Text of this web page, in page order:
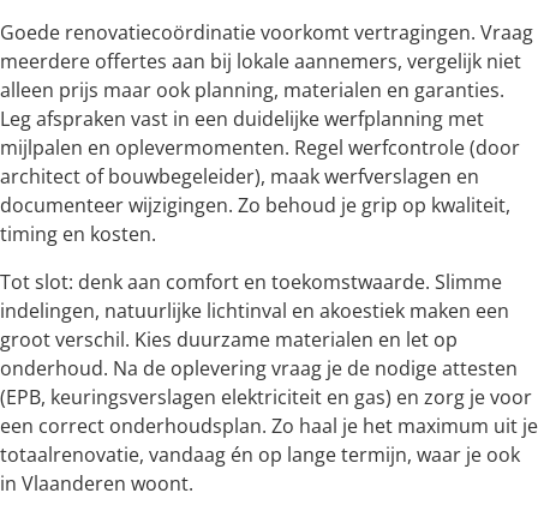
Goede renovatiecoördinatie voorkomt vertragingen. Vraag
meerdere offertes aan bij lokale aannemers, vergelijk niet
alleen prijs maar ook planning, materialen en garanties.
Leg afspraken vast in een duidelijke werfplanning met
mijlpalen en oplevermomenten. Regel werfcontrole (door
architect of bouwbegeleider), maak werfverslagen en
documenteer wijzigingen. Zo behoud je grip op kwaliteit,
timing en kosten.
Tot slot: denk aan comfort en toekomstwaarde. Slimme
indelingen, natuurlijke lichtinval en akoestiek maken een
groot verschil. Kies duurzame materialen en let op
onderhoud. Na de oplevering vraag je de nodige attesten
(EPB, keuringsverslagen elektriciteit en gas) en zorg je voor
een correct onderhoudsplan. Zo haal je het maximum uit je
totaalrenovatie, vandaag én op lange termijn, waar je ook
in Vlaanderen woont.